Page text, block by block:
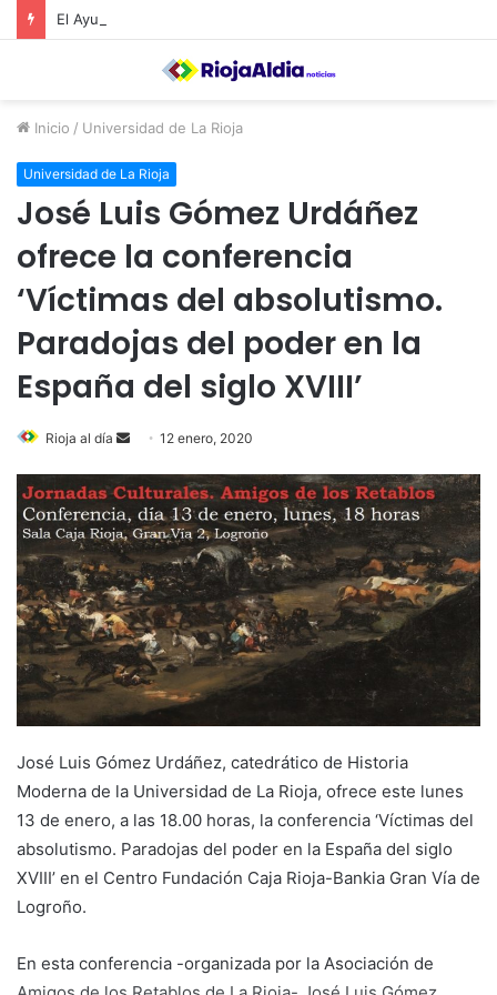
Inicio / Universidad de La Rioja
Universidad de La Rioja
José Luis Gómez Urdáñez
ofrece la conferencia
‘Víctimas del absolutismo.
Paradojas del poder en la
España del siglo XVIII’
Rioja al día
n
d
a
n
e
m
a
i
12 enero, 2020
José Luis Gómez Urdáñez, catedrático de Historia
Moderna de la Universidad de La Rioja, ofrece este lunes
13 de enero, a las 18.00 horas, la conferencia ‘Víctimas del
absolutismo. Paradojas del poder en la España del siglo
XVIII’ en el Centro Fundación Caja Rioja-Bankia Gran Vía de
Logroño.
En esta conferencia -organizada por la Asociación de